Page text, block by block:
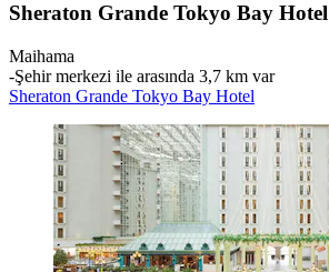
Sheraton Grande Tokyo Bay Hotel
Maihama
‐Şehir merkezi ile arasında 3,7 km var
Sheraton Grande Tokyo Bay Hotel